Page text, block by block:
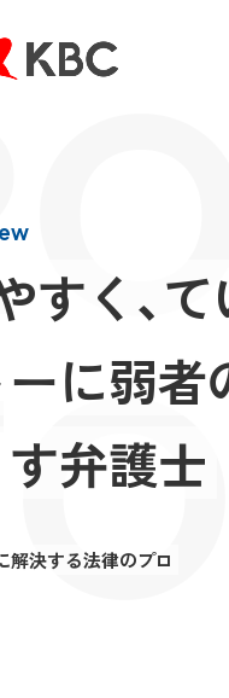
すく、
に弱者
弁護士
解決する法律のプロ